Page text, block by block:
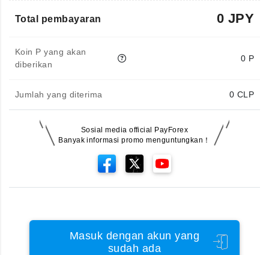
Total pembayaran 0 JPY
Koin P yang akan
diberikan
0 P
Jumlah yang diterima 0 CLP
Sosial media official PayForex
Banyak informasi promo menguntungkan！
Masuk dengan akun yang
sudah ada